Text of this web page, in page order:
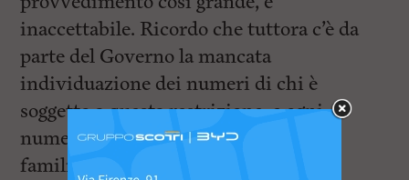
inaccettabile. Ricordo che tuttora c’è da
parte del Governo la mancata
individuazione dei numeri di chi è
soggetto a questa restrizione, e ogni
numero è una persona o un nucleo
familiare. Secondo il